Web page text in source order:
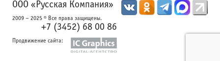
ООО «Русская Компания»
2009 – 2025 © Все права защищены.
+7 (3452) 68 00 86
Продвижение сайта: